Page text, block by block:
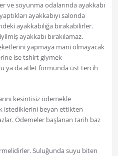
ve soyunma odalarında ayakkabı
ayakkabıyı salonda
ayakkabılığa bırakabilirler.
ayakkabı bırakılamaz.
yapmaya mani olmayacak
ise tshirt giymek
ya da atlet formunda üst tercih
kesintisiz ödemekle
istediklerini beyan ettikten
Ödemeler başlanan tarih baz
Suluğunda suyu biten